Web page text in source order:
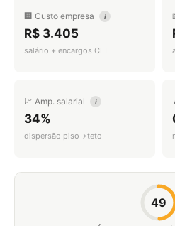
🏢 Custo empresa i
R$ 3.405
salário + encargos CLT
📈 Amp. salarial i
34%
dispersão piso→teto
49